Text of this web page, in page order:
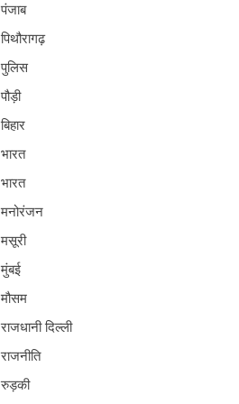
पंजाब
पिथौरागढ़
पुलिस
पौड़ी
बिहार
भारत
भारत
मनोरंजन
मसूरी
मुंबई
मौसम
राजधानी दिल्ली
राजनीति
रुड़की